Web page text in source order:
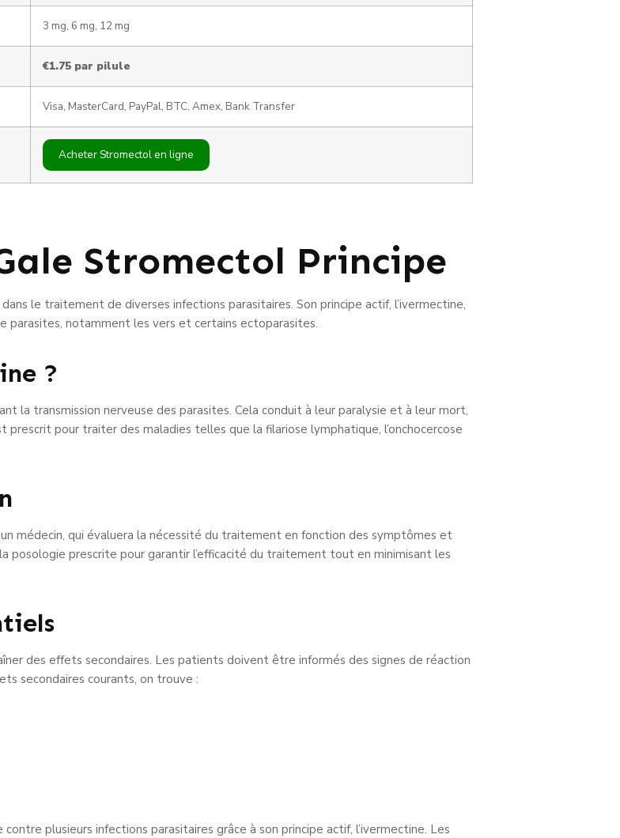
3 mg, 6 mg, 12 mg
€1.75 par pilule
Visa, MasterCard, PayPal, BTC, Amex, Bank Transfer
Acheter Stromectol en ligne
Stromectol Principe
le traitement de diverses infections parasitaires. Son principe actif, l’ivermectine,
notamment les vers et certains ectoparasites.
?
la transmission nerveuse des parasites. Cela conduit à leur paralysie et à leur mort,
prescrit pour traiter des maladies telles que la filariose lymphatique, l’onchocercose
médecin, qui évaluera la nécessité du traitement en fonction des symptômes et
prescrite pour garantir l’efficacité du traitement tout en minimisant les
des effets secondaires. Les patients doivent être informés des signes de réaction
secondaires courants, on trouve :
plusieurs infections parasitaires grâce à son principe actif, l’ivermectine. Les